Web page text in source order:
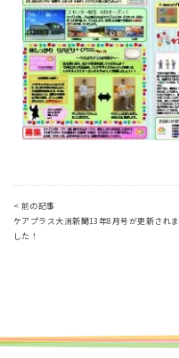
< 前の記事
ケアプラス大洲新聞13年8月号が更新されま
した！